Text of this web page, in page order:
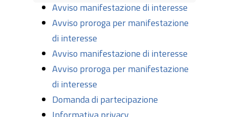
Avviso manifestazione di interesse
Avviso proroga per manifestazione
di interesse
Avviso manifestazione di interesse
Avviso proroga per manifestazione
di interesse
Domanda di partecipazione